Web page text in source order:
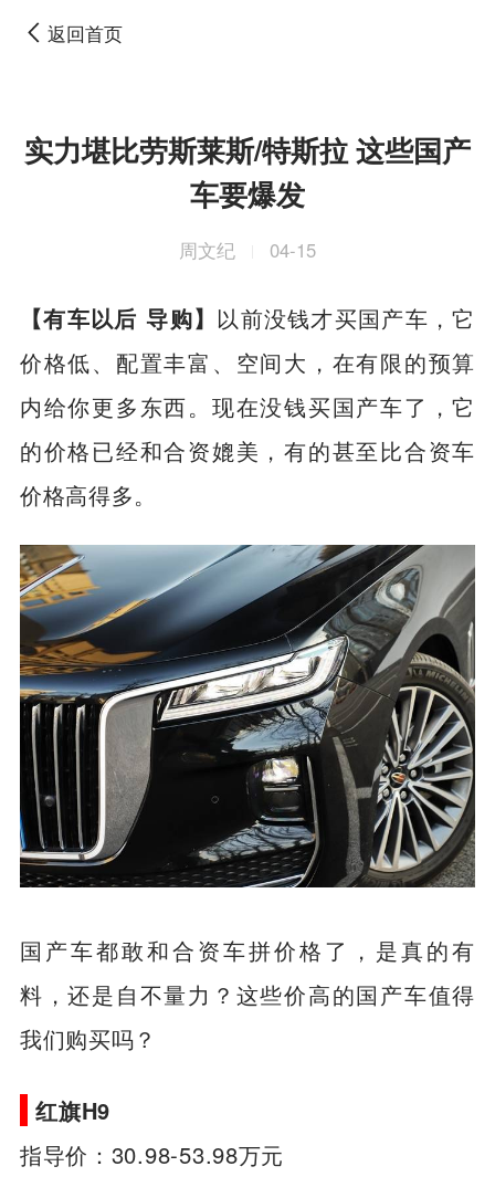
返回首页
实力堪比劳斯莱斯/特斯拉 这些国产
车要爆发
周文纪 04-15
【有车以后 导购】 以前没钱才买国产车，它
价格低、配置丰富、空间大，在有限的预算
内给你更多东西。现在没钱买国产车了，它
的价格已经和合资媲美，有的甚至比合资车
价格高得多。
国产车都敢和合资车拼价格了，是真的有
料，还是自不量力？这些价高的国产车值得
我们购买吗？
红旗H9
指导价：30.98-53.98万元